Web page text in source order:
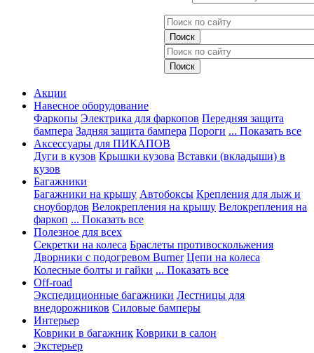
Акции
Навесное оборудование
Фаркопы Электрика для фаркопов Передняя защита
бампера Задняя защита бампера Пороги ... Показать все
Аксессуары для ПИКАПОВ
Дуги в кузов Крышки кузова Вставки (вкладыши) в
кузов
Багажники
Багажники на крышу Автобоксы Крепления для лыж и
сноубордов Велокрепления на крышу Велокрепления на
фаркоп ... Показать все
Полезное для всех
Секретки на колеса Браслеты противоскольжения
Дворники с подогревом Burner Цепи на колеса
Колесные болты и гайки ... Показать все
Off-road
Экспедиционные багажники Лестницы для
внедорожников Силовые бамперы
Интерьер
Коврики в багажник Коврики в салон
Экстерьер